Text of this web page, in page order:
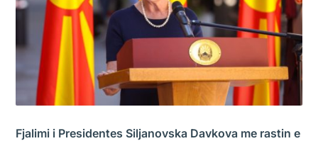
Fjalimi i Presidentes Siljanovska Davkova me rastin e